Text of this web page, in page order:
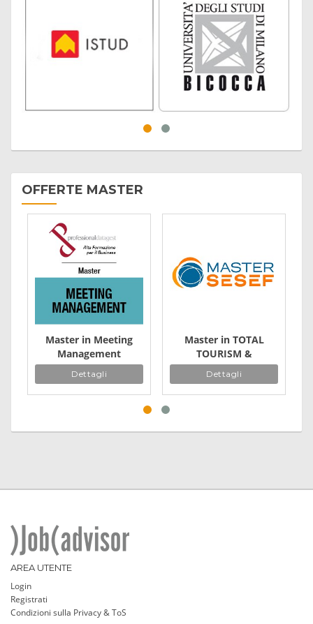
OFFERTE MASTER
Master in Meeting
Management
Dettagli
Master in TOTAL
TOURISM &
Hospitality
Management
Dettagli
AREA UTENTE
Login
Registrati
Condizioni sulla Privacy & ToS